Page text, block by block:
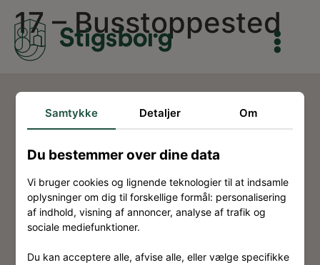
17 – Busstoppested
Om Stigsborg
Eksterne links
Samtykke Detaljer Om
Du bestemmer over dine data
Vi bruger cookies og lignende teknologier til at indsamle
oplysninger om dig til forskellige formål: personalisering
af indhold, visning af annoncer, analyse af trafik og
sociale mediefunktioner.
Du kan acceptere alle, afvise alle, eller vælge specifikke